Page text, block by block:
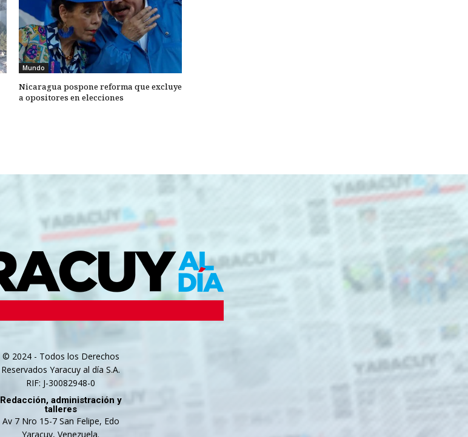
Mundo
Nicaragua pospone reforma que excluye
a opositores en elecciones
© 2024 - Todos los Derechos
Reservados Yaracuy al día S.A.
RIF: J-30082948-0
Redacción, administración y
talleres
Av 7 Nro 15-7 San Felipe, Edo
Yaracuy, Venezuela.